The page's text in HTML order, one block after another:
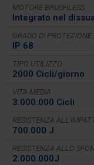
MOTORE BRUSHLESS
Integrato nel
GRADO DI PROTEZIONE
IP 68
TIPO UTILIZZO
2000 Cicli/giorno
VITA MEDIA
3.000.000 Cicli
RESISTENZA
700.000 J
RESISTENZA ALLO
2.000.000J